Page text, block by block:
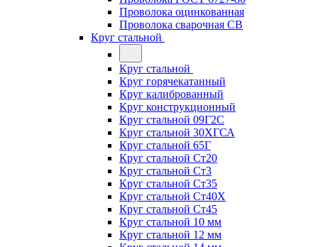
Проволока оцинкованная
Проволока сварочная СВ
Круг стальной
Круг стальной
Круг горячекатанный
Круг калиброванный
Круг конструкционный
Круг стальной 09Г2С
Круг стальной 30ХГСА
Круг стальной 65Г
Круг стальной Ст20
Круг стальной Ст3
Круг стальной Ст35
Круг стальной Ст40Х
Круг стальной Ст45
Круг стальной 10 мм
Круг стальной 12 мм